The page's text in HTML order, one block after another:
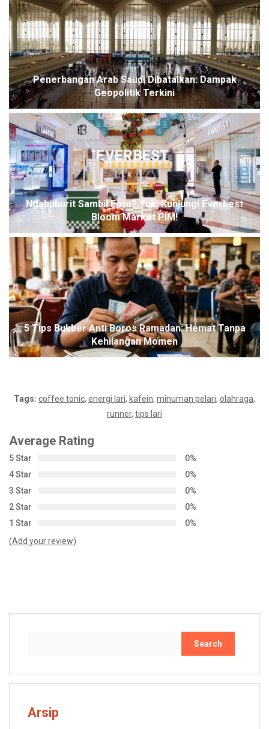
Penerbangan Arab Saudi Dibatalkan: Dampak
Geopolitik Terkini
Ngabuburit Sambil Foto? Yuk, Kunjungi Everbest
Bloom Market PIM!
5 Tips Bukber Anti Boros Ramadan: Hemat Tanpa
Kehilangan Momen
Tags: coffee tonic, energi lari, kafein, minuman pelari, olahraga,
runner, tips lari
Average Rating
5 Star
0%
4 Star
0%
3 Star
0%
2 Star
0%
1 Star
0%
(Add your review)
Arsip